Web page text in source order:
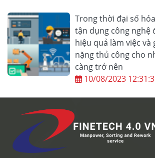
Trong thời đại số
tận dụng công nghệ
hiệu quả làm việc và
nặng thủ công cho
càng trở nên
10/08/2023